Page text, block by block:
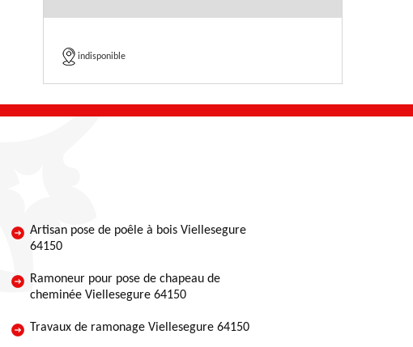
indisponible
Artisan pose de poêle à bois Viellesegure
64150
Ramoneur pour pose de chapeau de
cheminée Viellesegure 64150
Travaux de ramonage Viellesegure 64150